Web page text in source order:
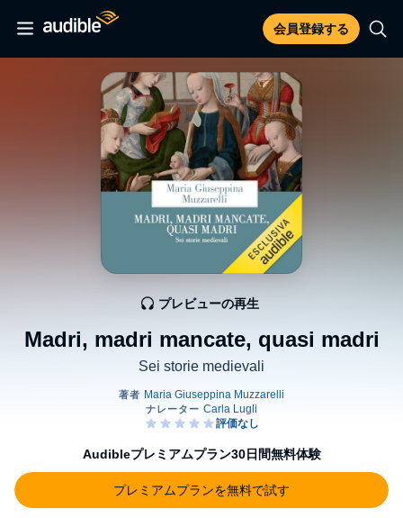
会員登録する
Madri, madri mancate, quasi madri
Sei storie medievali
プレビューの再生
Audibleプレミアムプラン30日間無料体験
プレミアムプランを無料で試す